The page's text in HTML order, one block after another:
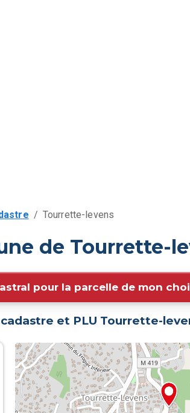
/ Tourrette-levens
de Tourrette-
pour la parcelle de mon
et PLU Tourrette-